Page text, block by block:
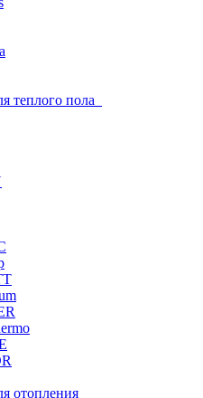
теплого пола
отопления